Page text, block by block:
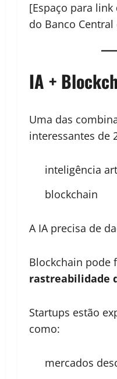
[Espaço para
do Banco
IA +
Uma das
interessantes de
inteligência
blockchain
A IA precisa de
Blockchain pode
rastreabilidade
Startups estão
como:
mercados